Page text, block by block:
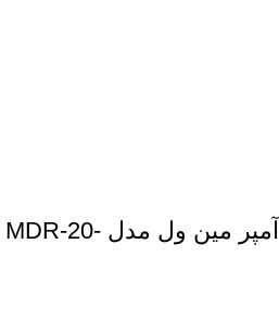
منبع تغذیه 24 ولت 1 آمپر مین ول مدل MDR-20-